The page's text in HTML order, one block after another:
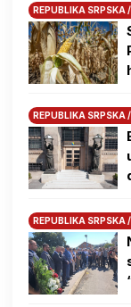
REPUBLIKA SRPSKA
REPUBLIKA SRPSKA
REPUBLIKA SRPSKA